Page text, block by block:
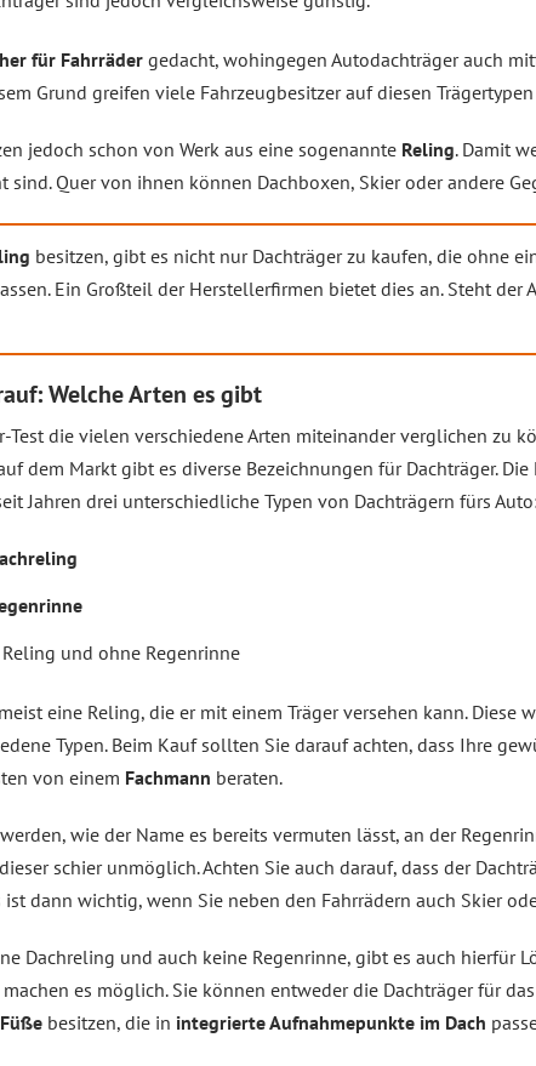
für Fahrräder gedacht, wohingegen Autodachträger auch
Grund greifen viele Fahrzeugbesitzer auf diesen
jedoch schon von Werk aus eine sogenannte Reling. Damit
sind. Quer von ihnen können Dachboxen, Skier oder andere
besitzen, gibt es nicht nur Dachträger zu kaufen, die ohne
Ein Großteil der Herstellerfirmen bietet dies an. Steht der
Welche Arten es gibt
Test die vielen verschiedene Arten miteinander verglichen zu
dem Markt gibt es diverse Bezeichnungen für Dachträger.
Jahren drei unterschiedliche Typen von Dachträgern fürs
Reling und ohne Regenrinne
eine Reling, die er mit einem Träger versehen kann. Diese
Typen. Beim Kauf sollten Sie darauf achten, dass Ihre
von einem Fachmann beraten.
werden, wie der Name es bereits vermuten lässt, an der
schier unmöglich. Achten Sie auch darauf, dass der
ist dann wichtig, wenn Sie neben den Fahrrädern auch Skier
Dachreling und auch keine Regenrinne, gibt es auch hierfür
es möglich. Sie können entweder die Dachträger für
besitzen, die in integrierte Aufnahmepunkte im Dach